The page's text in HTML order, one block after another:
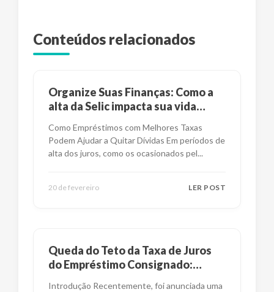
Conteúdos relacionados
Organize Suas Finanças: Como a
alta da Selic impacta sua vida
Como Empréstimos com Melhores Taxas
Podem Ajudar a Quitar Dívidas Em períodos de
alta dos juros, como os ocasionados pel...
20 de fevereiro LER POST
Queda do Teto da Taxa de Juros
do Empréstimo Consignado:
Introdução Recentemente, foi anunciada uma